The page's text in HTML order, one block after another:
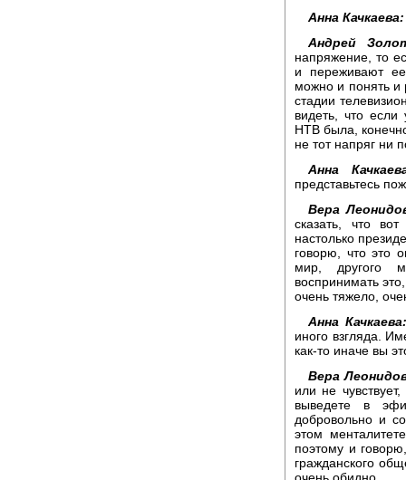
Анна Качкаева:
Андрей
напряжение, то
и переживают
можно и понять и
стадии
видеть, что
НТВ была,
не тот напряг ни
Анна
представьтесь
Вера
сказать, что
настолько
говорю, что это
мир, другого
воспринимать
очень тяжело,
Анна
иного взгляда.
как-то иначе вы
Вера
или не
выведете в
добровольно и
этом
поэтому и
гражданского
очень обидно.